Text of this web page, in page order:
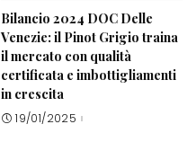
Bilancio 2024 DOC Delle
Venezie: il Pinot Grigio traina
il mercato con qualità
certificata e imbottigliamenti
in crescita
19/01/2025